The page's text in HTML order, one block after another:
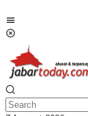
to
content